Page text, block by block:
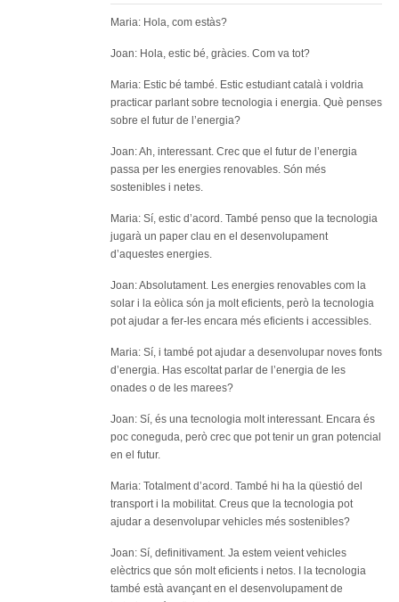
Maria: Hola, com estàs?
Joan: Hola, estic bé, gràcies. Com va tot?
Maria: Estic bé també. Estic estudiant català i voldria
practicar parlant sobre tecnologia i energia. Què penses
sobre el futur de l’energia?
Joan: Ah, interessant. Crec que el futur de l’energia
passa per les energies renovables. Són més
sostenibles i netes.
Maria: Sí, estic d’acord. També penso que la tecnologia
jugarà un paper clau en el desenvolupament
d’aquestes energies.
Joan: Absolutament. Les energies renovables com la
solar i la eòlica són ja molt eficients, però la tecnologia
pot ajudar a fer-les encara més eficients i accessibles.
Maria: Sí, i també pot ajudar a desenvolupar noves fonts
d’energia. Has escoltat parlar de l’energia de les
onades o de les marees?
Joan: Sí, és una tecnologia molt interessant. Encara és
poc coneguda, però crec que pot tenir un gran potencial
en el futur.
Maria: Totalment d’acord. També hi ha la qüestió del
transport i la mobilitat. Creus que la tecnologia pot
ajudar a desenvolupar vehicles més sostenibles?
Joan: Sí, definitivament. Ja estem veient vehicles
elèctrics que són molt eficients i netos. I la tecnologia
també està avançant en el desenvolupament de